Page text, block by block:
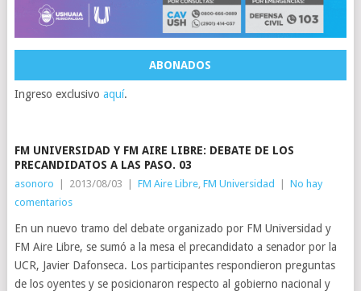
ABONADOS
Ingreso exclusivo aquí.
FM UNIVERSIDAD Y FM AIRE LIBRE: DEBATE DE LOS
PRECANDIDATOS A LAS PASO. 03
asonoro | 2013/08/03 | FM Aire Libre, FM Universidad | No hay
comentarios
En un nuevo tramo del debate organizado por FM Universidad y
FM Aire Libre, se sumó a la mesa el precandidato a senador por la
UCR, Javier Dafonseca. Los participantes respondieron preguntas
de los oyentes y se posicionaron respecto al gobierno nacional y